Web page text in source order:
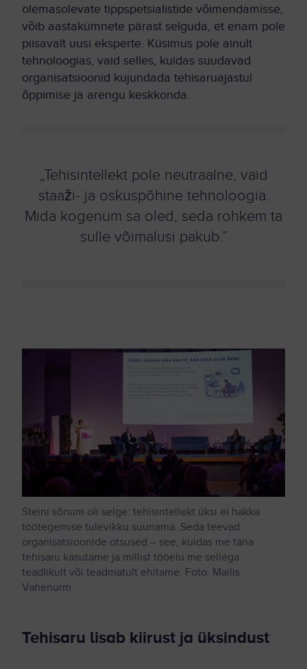
olemasolevate tippspetsialistide võimendamisse,
võib aastakümnete pärast selguda, et enam pole
piisavalt uusi eksperte. Küsimus pole ainult
tehnoloogias, vaid selles, kuidas suudavad
organisatsioonid kujundada tehisaruajastul
õppimise ja arengu keskkonda.
„Tehisintellekt pole neutraalne, vaid
staaži- ja oskuspõhine tehnoloogia.
Mida kogenum sa oled, seda rohkem ta
sulle võimalusi pakub.”
Steini sõnum oli selge: tehisintellekt üksi ei hakka
töötegemise tulevikku suunama. Seda teevad
organisatsioonide otsused – see, kuidas me täna
tehisaru kasutame ja millist tööelu me sellega
teadlikult või teadmatult ehitame. Foto: Mailis
Vahenurm
Tehisaru lisab kiirust ja üksindust